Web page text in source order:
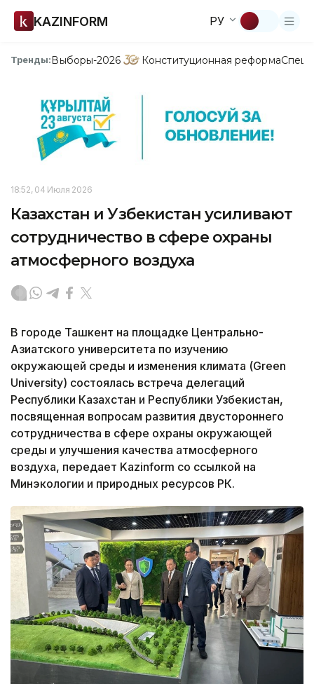
KAZINFORM РУ
Тренды:Выборы-2026 Конституционная реформа
18:52, 04 Июля 2026
Казахстан и Узбекистан усиливают
сотрудничество в сфере охраны
атмосферного воздуха
В городе Ташкент на площадке Центрально-
Азиатского университета по изучению
окружающей среды и изменения климата (Green
University) состоялась встреча делегаций
Республики Казахстан и Республики Узбекистан,
посвященная вопросам развития двустороннего
сотрудничества в сфере охраны окружающей
среды и улучшения качества атмосферного
воздуха, передает Kazinform со ссылкой на
Минэкологии и природных ресурсов РК.